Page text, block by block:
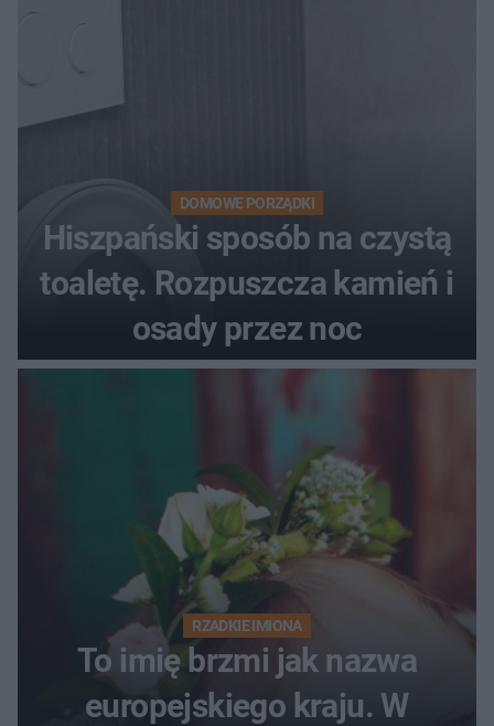
DOMOWE PORZĄDKI
Hiszpański sposób na czystą
toaletę. Rozpuszcza kamień i
osady przez noc
RZADKIE IMIONA
To imię brzmi jak nazwa
europejskiego kraju. W